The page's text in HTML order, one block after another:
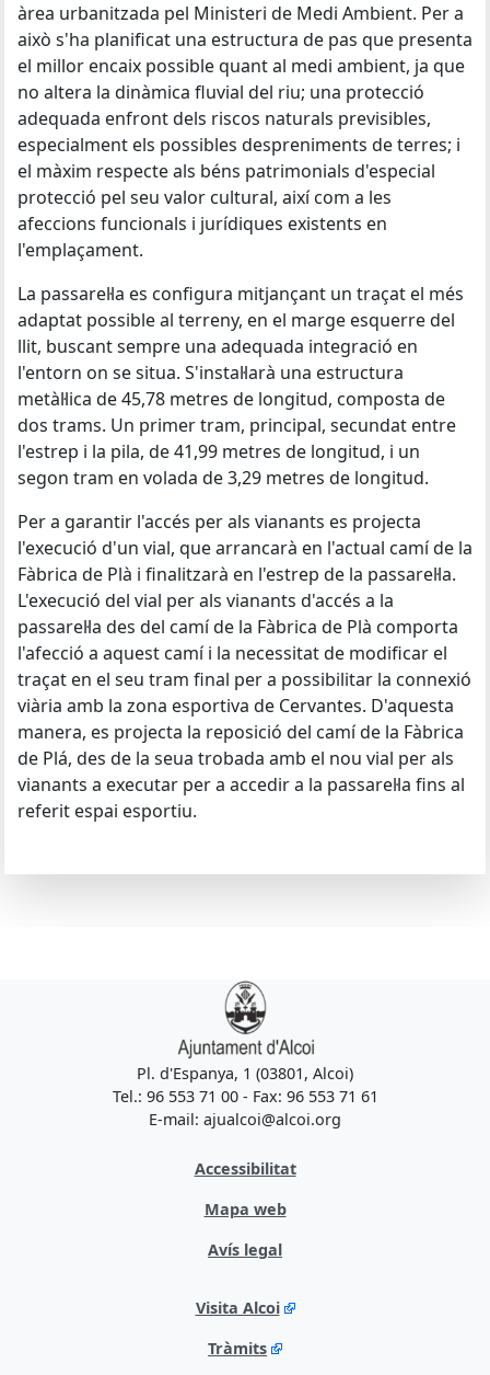
àrea urbanitzada pel Ministeri de Medi Ambient. Per a
això s'ha planificat una estructura de pas que presenta
el millor encaix possible quant al medi ambient, ja que
no altera la dinàmica fluvial del riu; una protecció
adequada enfront dels riscos naturals previsibles,
especialment els possibles despreniments de terres; i
el màxim respecte als béns patrimonials d'especial
protecció pel seu valor cultural, així com a les
afeccions funcionals i jurídiques existents en
l'emplaçament.
La passarel·la es configura mitjançant un traçat el més
adaptat possible al terreny, en el marge esquerre del
llit, buscant sempre una adequada integració en
l'entorn on se situa. S'instal·larà una estructura
metàl·lica de 45,78 metres de longitud, composta de
dos trams. Un primer tram, principal, secundat entre
l'estrep i la pila, de 41,99 metres de longitud, i un
segon tram en volada de 3,29 metres de longitud.
Per a garantir l'accés per als vianants es projecta
l'execució d'un vial, que arrancarà en l'actual camí de la
Fàbrica de Plà i finalitzarà en l'estrep de la passarel·la.
L'execució del vial per als vianants d'accés a la
passarel·la des del camí de la Fàbrica de Plà comporta
l'afecció a aquest camí i la necessitat de modificar el
traçat en el seu tram final per a possibilitar la connexió
viària amb la zona esportiva de Cervantes. D'aquesta
manera, es projecta la reposició del camí de la Fàbrica
de Plá, des de la seua trobada amb el nou vial per als
vianants a executar per a accedir a la passarel·la fins al
referit espai esportiu.
Pl. d'Espanya, 1 (03801, Alcoi)
Tel.: 96 553 71 00 - Fax: 96 553 71 61
E-mail: ajualcoi@alcoi.org
Accessibilitat
Mapa web
Avís legal
Visita Alcoi
Tràmits